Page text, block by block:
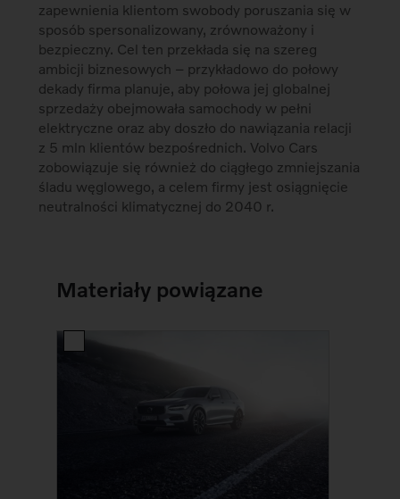
zapewnienia klientom swobody poruszania się w
sposób spersonalizowany, zrównoważony i
bezpieczny. Cel ten przekłada się na szereg
ambicji biznesowych – przykładowo do połowy
dekady firma planuje, aby połowa jej globalnej
sprzedaży obejmowała samochody w pełni
elektryczne oraz aby doszło do nawiązania relacji
z 5 mln klientów bezpośrednich. Volvo Cars
zobowiązuje się również do ciągłego zmniejszania
śladu węglowego, a celem firmy jest osiągnięcie
neutralności klimatycznej do 2040 r.
Materiały powiązane